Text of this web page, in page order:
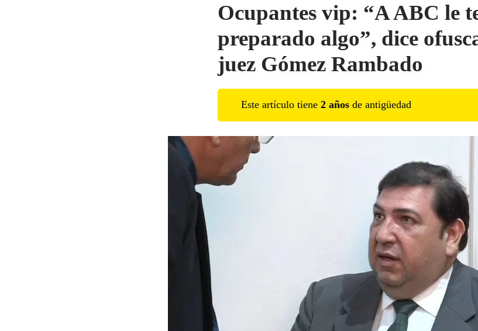
Ocupantes vip: “A ABC le
preparado algo”, dice
juez Gómez Rambado
Este artículo tiene 2 años de antigüedad